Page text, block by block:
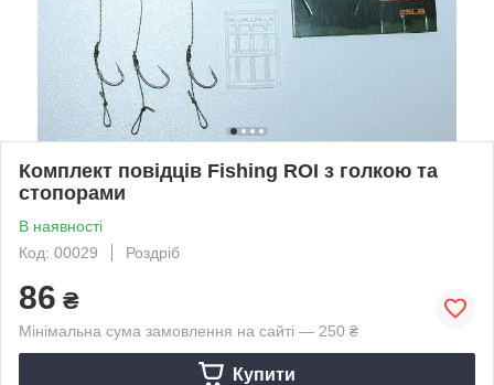
Комплект повідців Fishing ROI з голкою та
стопорами
В наявності
Код: 00029
Роздріб
86 ₴
Мінімальна сума замовлення на сайті — 250 ₴
Купити